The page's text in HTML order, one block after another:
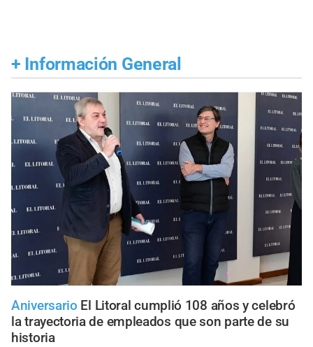
+ Información General
Aniversario El Litoral cumplió 108 años y celebró
la trayectoria de empleados que son parte de su
historia